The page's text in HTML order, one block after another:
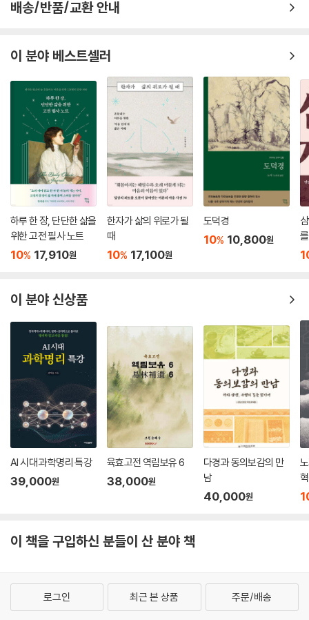
배송/반품/교환 안내
이 분야 베스트셀러
하루 한 장, 단단한 삶을
위한 고전 필사 노트
10% 17,910원
한자가 삶의 위로가 될
때
10% 17,100원
도덕경
10% 10,800원
이 분야 신상품
AI 시대 과학명리 특강
39,000원
육효고전 역림보유 6
38,000원
다경과 동의보감의 만
남
40,000원
이 책을 구입하신 분들이 산 분야 책
로그인 최근 본 상품 주문/배송